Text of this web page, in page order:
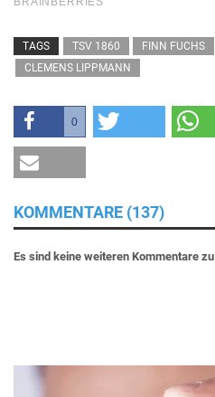
TAGS TSV 1860 FINN FUCHS
CLEMENS LIPPMANN
0
KOMMENTARE (137)
Es sind keine weiteren Kommentare